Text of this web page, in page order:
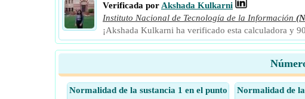
Verificada por Akshada Kulkarni
Instituto Nacional de Tecnología de la Información
¡Akshada Kulkarni ha verificado esta calculadora y
Normalidad de la sustancia 1 en el punto
Normalidad de